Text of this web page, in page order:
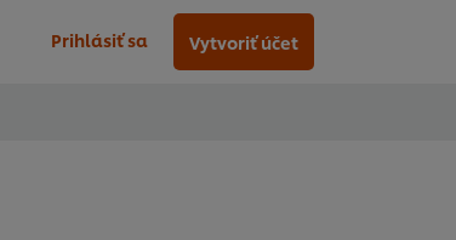
Prihlásiť sa Vytvoriť účet